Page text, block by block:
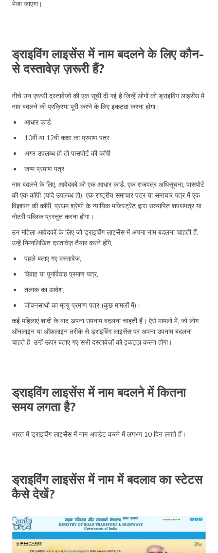
भेजा जाएगा।
ड्राइविंग लाइसेंस में नाम बदलने के लिए कौन-
से दस्तावेज़ ज़रूरी हैं?
नीचे उन ज़रूरी दस्तावेजों की एक सूची दी गई है जिन्हें लोगों को ड्राइविंग लाइसेंस में
नाम बदलने की प्रक्रिया पूरी करने के लिए इकट्ठा करना होगा।
आधार कार्ड
10वीं या 12वीं कक्षा का प्रमाण पत्र
अगर उपलब्ध हो तो पासपोर्ट की कॉपी
जन्म प्रमाण पत्र
नाम बदलने के लिए, आवेदकों को एक आधार कार्ड, एक राजपत्र अधिसूचना, पासपोर्ट
की एक कॉपी (यदि उपलब्ध हो), एक राष्ट्रीय समाचार पत्र या समाचार पत्र में एक
विज्ञापन की कॉपी, प्रथम श्रेणी के न्यायिक मजिस्ट्रेट द्वारा सत्यापित शपथपत्र या
नोटरी पब्लिक प्रस्तुत करना होगा।
उन महिला आवेदकों के लिए जो ड्राइविंग लाइसेंस में अपना नाम बदलना चाहती हैं,
उन्हें निम्नलिखित दस्तावेज़ तैयार करने होंगे,
पहले बताए गए दस्तावेज़,
विवाह या पुनर्विवाह प्रमाण पत्र,
तलाक का आदेश,
जीवनसाथी का मृत्यु प्रमाण पत्र (कुछ मामलों में)।
कई महिलाएं शादी के बाद अपना उपनाम बदलना चाहती हैं। ऐसे मामलों में, जो लोग
ऑनलाइन या ऑफ़लाइन तरीके से ड्राइविंग लाइसेंस पर अपना उपनाम बदलना
चाहते हैं, उन्हें ऊपर बताए गए सभी दस्तावेज़ों को इकट्ठा करना होगा।
ड्राइविंग लाइसेंस में नाम बदलने में कितना
समय लगता है?
भारत में ड्राइविंग लाइसेंस में नाम अपडेट करने में लगभग 10 दिन लगते हैं।
ड्राइविंग लाइसेंस में नाम में बदलाव का स्टेटस
कैसे देखें?